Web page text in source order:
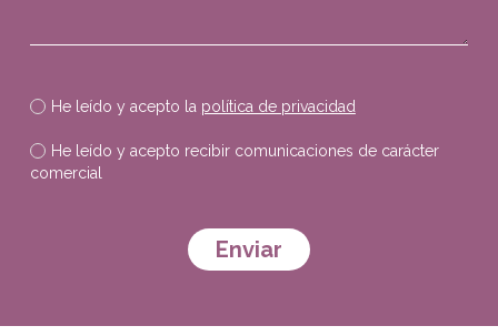
He leído y acepto la política de privacidad
He leído y acepto recibir comunicaciones de carácter
comercial